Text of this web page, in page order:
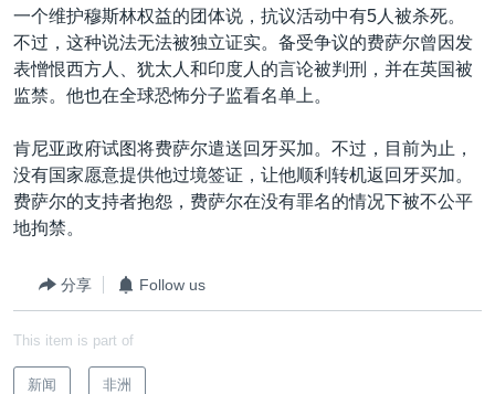
转
到
检
欧洲
非洲
美洲
全球议题
科教·文娱·体健
军事
劳工
环境
白宫要闻
国会报道
美中关系
美国建国250周年
埃博拉疫情
美国之音专访
南中国海争端
关注西藏
VOA视频
VOA今日焦点
中文广播
关注我们
其他语言网站
一个维护穆斯林权益的团体说，抗议活动中有5人被杀死。
不过，这种说法无法被独立证实。备受争议的费萨尔曾因发
表憎恨西方人、犹太人和印度人的言论被判刑，并在英国被
监禁。他也在全球恐怖分子监看名单上。
肯尼亚政府试图将费萨尔遣送回牙买加。不过，目前为止，
没有国家愿意提供他过境签证，让他顺利转机返回牙买加。
费萨尔的支持者抱怨，费萨尔在没有罪名的情况下被不公平
地拘禁。
分享 Follow us
This item is part of
新闻 非洲